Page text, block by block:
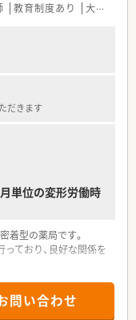
教育制度あり 大手チェーン以外
だきます
単位の変形労働時
着型の薬局です。
ており、良好な関係を
す。
問い合わせ